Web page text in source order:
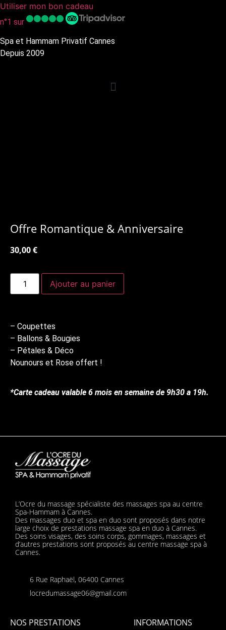
Utiliser mon bon cadeau
n°1 sur
Spa et Hammam Privatif Cannes
Depuis 2009
Offre Romantique & Anniversaire
30,00€
Ajouter au panier
– Coupettes
– Ballons & Bougies
– Pétales & Déco
Nounours et Rose offert !
*Carte cadeau valable 6 mois en semaine de 9h30 a 19h.
L’Ocre du massage spécialiste des massages spa au centre
Spa-Hammam à Cannes.
Des massages duo et spa en duo sont proposés dans notre
large choix de prestations massage spa en duo à Cannes.
Des soins visages, des soins corps, gommages, massages et
d’autres prestations sont proposés au centre massage spa à
Cannes.
6 Rue Raphaël, 06400 Cannes
locredumassage06@gmail.com
NOS PRESTATIONS INFORMATIONS